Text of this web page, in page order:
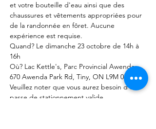
et votre bouteille d'eau ainsi que des
chaussures et vêtements appropriées pour
de la randonnée en fôret. Aucune
expérience est requise.
Quand? Le dimanche 23 octobre de 14h à
16h
Où? Lac Kettle's, Parc Provincial Awenda,
670 Awenda Park Rd, Tiny, ON L9M 0B9 *
Veuillez noter que vous aurez besoin d'une
passe de stationnement valide.